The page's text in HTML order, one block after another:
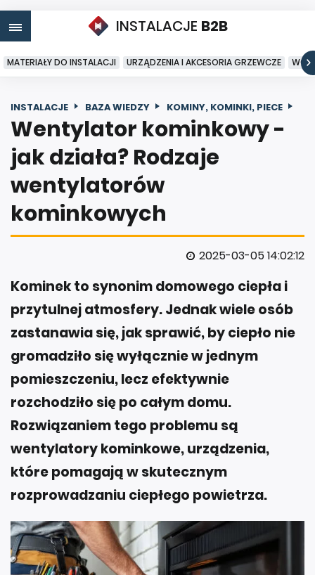
INSTALACJE B2B
MATERIAŁY DO INSTALACJI URZĄDZENIA I AKCESORIA GRZEWCZE
INSTALACJE BAZA WIEDZY KOMINY, KOMINKI, PIECE
Wentylator kominkowy -
jak działa? Rodzaje
wentylatorów
kominkowych
2025-03-05 14:02:12
Kominek to synonim domowego ciepła i
przytulnej atmosfery. Jednak wiele osób
zastanawia się, jak sprawić, by ciepło nie
gromadziło się wyłącznie w jednym
pomieszczeniu, lecz efektywnie
rozchodziło się po całym domu.
Rozwiązaniem tego problemu są
wentylatory kominkowe, urządzenia,
które pomagają w skutecznym
rozprowadzaniu ciepłego powietrza.